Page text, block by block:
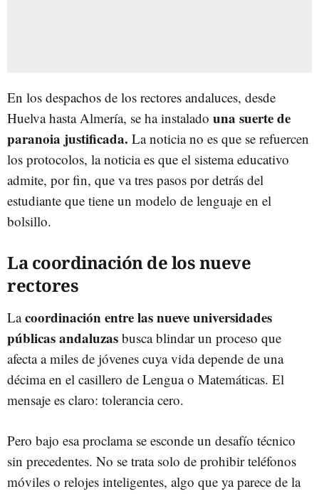
En los despachos de los rectores andaluces, desde
Huelva hasta Almería, se ha instalado una suerte de
paranoia justificada. La noticia no es que se refuercen
los protocolos, la noticia es que el sistema educativo
admite, por fin, que va tres pasos por detrás del
estudiante que tiene un modelo de lenguaje en el
bolsillo.
La coordinación de los nueve
rectores
Lacoordinación entre las nueve universidades
públicas andaluzas busca blindar un proceso que
afecta a miles de jóvenes cuya vida depende de una
décima en el casillero de Lengua o Matemáticas. El
mensaje es claro: tolerancia cero.
Pero bajo esa proclama se esconde un desafío técnico
sin precedentes. No se trata solo de prohibir teléfonos
móviles o relojes inteligentes, algo que ya parece de la